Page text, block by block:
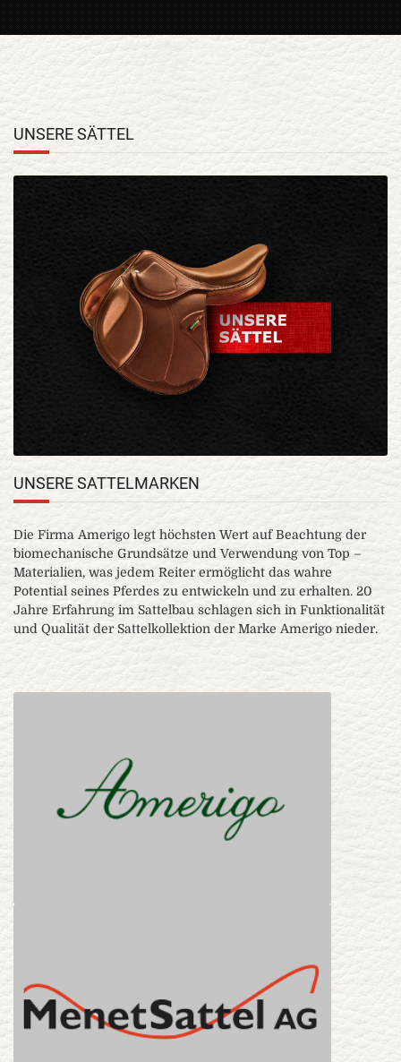
UNSERE SÄTTEL
UNSERE SATTELMARKEN
Die Firma Amerigo legt höchsten Wert auf Beachtung der
biomechanische Grundsätze und Verwendung von Top –
Materialien, was jedem Reiter ermöglicht das wahre
Potential seines Pferdes zu entwickeln und zu erhalten. 20
Jahre Erfahrung im Sattelbau schlagen sich in Funktionalität
und Qualität der Sattelkollektion der Marke Amerigo nieder.